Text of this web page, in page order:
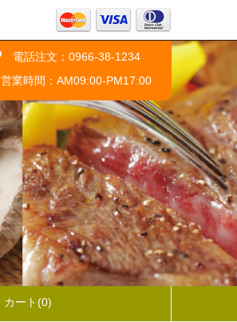
電話注文：0966-38-1234
営業時間：AM09:00-PM17:00
カート(0)